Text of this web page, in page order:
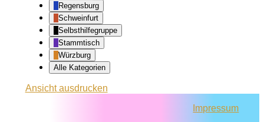
Regensburg
Schweinfurt
Selbsthilfegruppe
Stammtisch
Würzburg
Alle Kategorien
Ansichtausdrucken
Impressum